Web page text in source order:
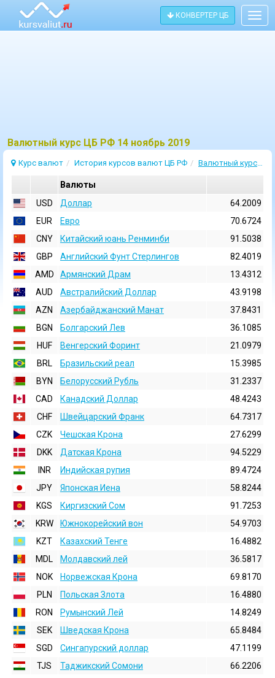
КОНВЕРТЕР ЦБ
Bалютный курс ЦБ РФ 14 ноябрь 2019
Курс валют История курсов валют ЦБ РФ Валютный курс 14 Ноябрь 2019
Валюты
USD
Доллар
64.2009
EUR
Евро
70.6724
CNY
Китайский юань Ренминби
91.5038
GBP
Английский Фунт Стерлингов
82.4019
AMD
Армянский Драм
13.4312
AUD
Австралийский Доллар
43.9198
AZN
Азербайджанский Манат
37.8431
BGN
Болгарский Лев
36.1085
HUF
Венгерский Форинт
21.0979
BRL
Бразильский реал
15.3985
BYN
Белорусский Рубль
31.2337
CAD
Канадский Доллар
48.4243
CHF
Швейцарский Франк
64.7317
CZK
Чешская Крона
27.6299
DKK
Датская Крона
94.5229
INR
Индийская pупия
89.4724
JPY
Японская Иена
58.8244
KGS
Киргизский Сом
91.7253
KRW
Южнокорейский вон
54.9703
KZT
Казахский Тенге
16.4882
MDL
Молдавский лей
36.5817
NOK
Норвежская Крона
69.8170
PLN
Польская Злота
16.4880
RON
Румынский Лей
14.8249
SEK
Шведская Крона
65.8484
SGD
Сингапурский доллар
47.1199
TJS
Таджикский Сомони
66.2206